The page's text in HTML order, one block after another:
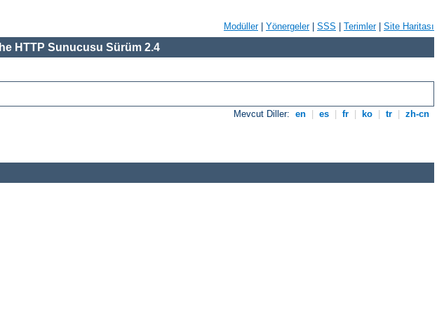
Modüller| Yönergeler| SSS Terimler| Site Haritası
HTTP Sunucusu Sürüm 2.4
Mevcut Diller: en es fr ko tr zh-cn